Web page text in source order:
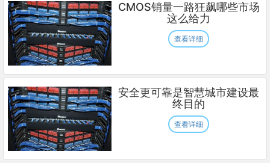
CMOS销量一路狂飙哪些市场
这么给力
查看详细
安全更可靠是智慧城市建设最
终目的
查看详细